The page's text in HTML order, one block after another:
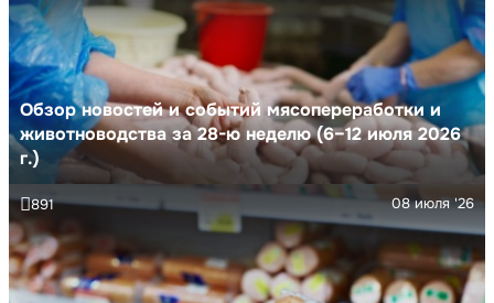
Обзор новостей и событий мясопереработки и
животноводства за 28-ю неделю (6–12 июля 2026
г.)
08 июля '26
891